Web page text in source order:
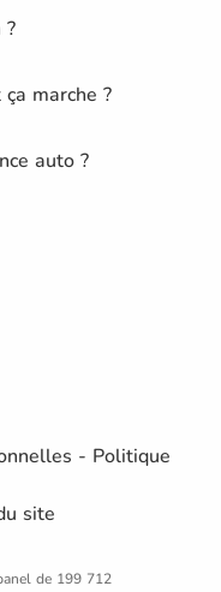
?
marche ?
auto ?
- Politique
site
de 199 712